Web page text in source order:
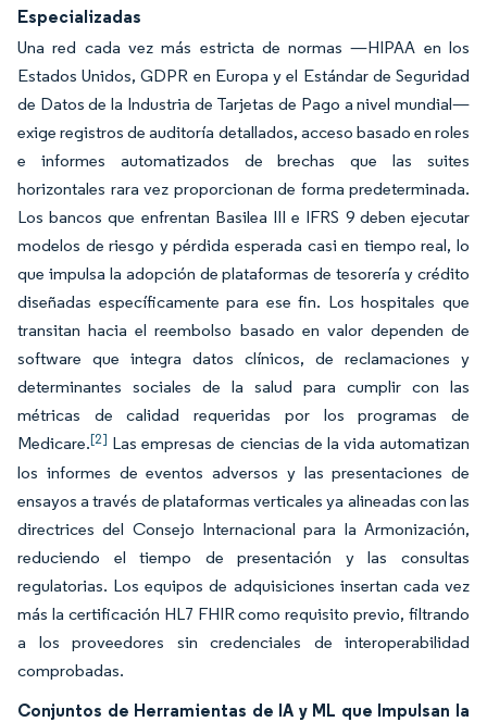
Especializadas
Una red cada vez más estricta de normas —HIPAA en los
Estados Unidos, GDPR en Europa y el Estándar de Seguridad
de Datos de la Industria de Tarjetas de Pago a nivel mundial—
exige registros de auditoría detallados, acceso basado en roles
e informes automatizados de brechas que las suites
horizontales rara vez proporcionan de forma predeterminada.
Los bancos que enfrentan Basilea III e IFRS 9 deben ejecutar
modelos de riesgo y pérdida esperada casi en tiempo real, lo
que impulsa la adopción de plataformas de tesorería y crédito
diseñadas específicamente para ese fin. Los hospitales que
transitan hacia el reembolso basado en valor dependen de
software que integra datos clínicos, de reclamaciones y
determinantes sociales de la salud para cumplir con las
métricas de calidad requeridas por los programas de
Medicare.[2] Las empresas de ciencias de la vida automatizan
los informes de eventos adversos y las presentaciones de
ensayos a través de plataformas verticales ya alineadas con las
directrices del Consejo Internacional para la Armonización,
reduciendo el tiempo de presentación y las consultas
regulatorias. Los equipos de adquisiciones insertan cada vez
más la certificación HL7 FHIR como requisito previo, filtrando
a los proveedores sin credenciales de interoperabilidad
comprobadas.
Conjuntos de Herramientas de IA y ML que Impulsan la